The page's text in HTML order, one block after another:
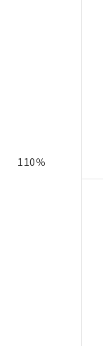
110％